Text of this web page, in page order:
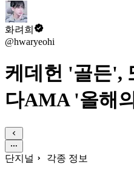
화려희
@hwaryeohi
케데헌 '골든',
다AMA '올해
단지널 각종 정보